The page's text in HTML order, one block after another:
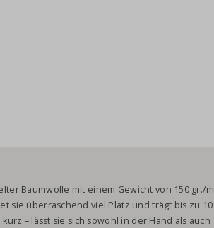
Baumwolle mit einem Gewicht von 150 gr./m
sie überraschend viel Platz und trägt bis zu 10
– lässt sie sich sowohl in der Hand als auch